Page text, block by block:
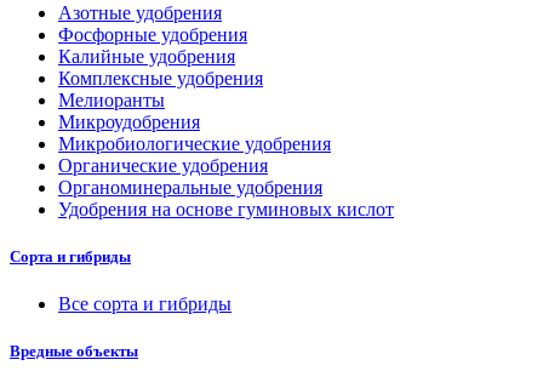
Азотные удобрения
Фосфорные удобрения
Калийные удобрения
Комплексные удобрения
Мелиоранты
Микроудобрения
Микробиологические удобрения
Органические удобрения
Органоминеральные удобрения
Удобрения на основе гуминовых кислот
Сорта и гибриды
Все сорта и гибриды
Вредные объекты